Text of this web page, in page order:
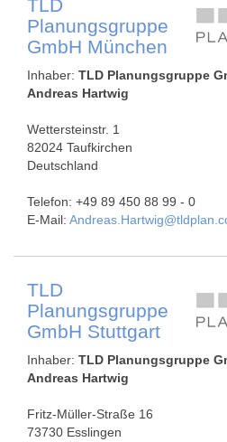
TLD
Planungsgruppe
GmbH München
Inhaber: TLD Planungsgruppe
Andreas Hartwig
Wettersteinstr. 1
82024 Taufkirchen
Deutschland
Telefon: +49 89 450 88 99 - 0
E-Mail:
TLD
Planungsgruppe
GmbH Stuttgart
Inhaber: TLD Planungsgruppe
Andreas Hartwig
Fritz-Müller-Straße 16
73730 Esslingen